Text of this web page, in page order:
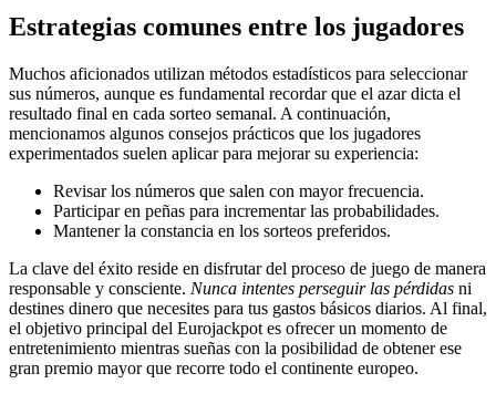
Estrategias comunes entre los jugadores
Muchos aficionados utilizan métodos estadísticos para seleccionar
sus números, aunque es fundamental recordar que el azar dicta el
resultado final en cada sorteo semanal. A continuación,
mencionamos algunos consejos prácticos que los jugadores
experimentados suelen aplicar para mejorar su experiencia:
Revisar los números que salen con mayor frecuencia.
Participar en peñas para incrementar las probabilidades.
Mantener la constancia en los sorteos preferidos.
La clave del éxito reside en disfrutar del proceso de juego de manera
responsable y consciente. Nunca intentes perseguir las pérdidas ni
destines dinero que necesites para tus gastos básicos diarios. Al final,
el objetivo principal del Eurojackpot es ofrecer un momento de
entretenimiento mientras sueñas con la posibilidad de obtener ese
gran premio mayor que recorre todo el continente europeo.